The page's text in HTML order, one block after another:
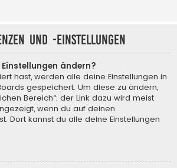
und -einstellungen
ändern?
hast, werden alle deine Einstellungen in
gespeichert. Um diese zu ändern,
Bereich“; der Link dazu wird meist
wenn du auf deinen
Dort kannst du alle deine Einstellungen